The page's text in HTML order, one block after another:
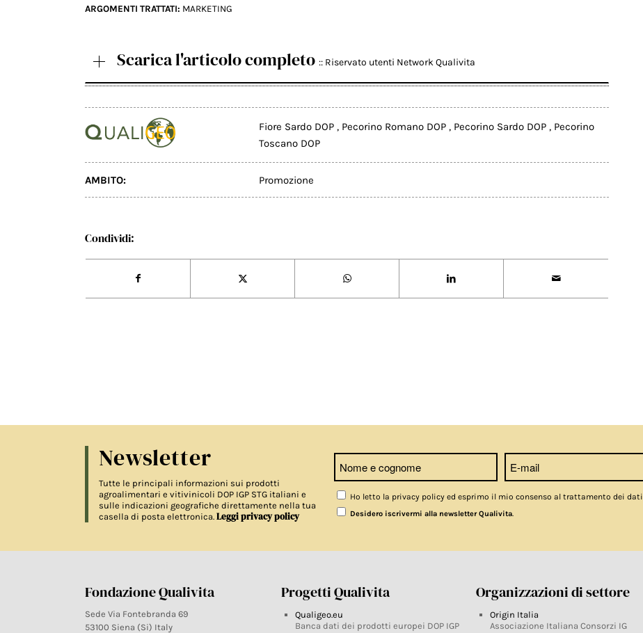
ARGOMENTI TRATTATI: MARKETING
Scarica l'articolo completo :: Riservato utenti Network Qualivita
Fiore Sardo DOP , Pecorino Romano DOP , Pecorino Sardo DOP , Pecorino
Toscano DOP
AMBITO: Promozione
Condividi:
Newsletter
Tutte le principali informazioni sui prodotti
agroalimentari e vitivinicoli DOP IGP STG italiani e
sulle indicazioni geografiche direttamente nella tua
casella di posta elettronica. Leggi privacy policy
Ho letto la privacy policy ed esprimo il mio consenso al trattamento dei dati
Desidero iscrivermi alla newsletter Qualivita.
Fondazione Qualivita
Sede Via Fontebranda 69
53100 Siena (Si) Italy
Progetti Qualivita
Qualigeo.eu
Banca dati dei prodotti europei DOP IGP
Organizzazioni di settore
Origin Italia
Associazione Italiana Consorzi IG